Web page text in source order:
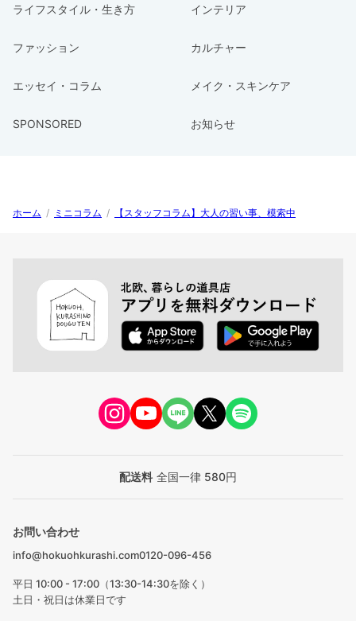
ライフスタイル・生き方 インテリア
ファッション カルチャー
エッセイ・コラム メイク・スキンケア
SPONSORED お知らせ
ホーム / ミニコラム / 【スタッフコラム】大人の習い事、模索中
配送料 全国一律 580円
お問い合わせ
info@hokuohkurashi.com0120-096-456
平日 10:00 - 17:00（13:30-14:30を除く）
土日・祝日は休業日です